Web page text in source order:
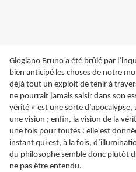
Giogiano Bruno a été brûlé par
bien anticipé les choses de notre
déjà tout un exploit de tenir à
ne pourrait jamais saisir dans son
vérité « est une sorte
une vision ; enfin, la vision de la
une fois pour toutes : elle est
instant qui est, à la fois,
du philosophe semble donc plutôt
ne pas être entendu.